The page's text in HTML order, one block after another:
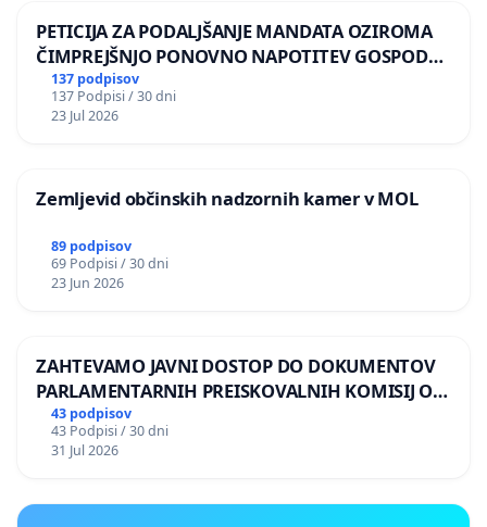
PETICIJA ZA PODALJŠANJE MANDATA OZIROMA
ČIMPREJŠNJO PONOVNO NAPOTITEV GOSPODA
BERNARDA ŠRAJNERJA NA VELEPOSLANIŠTVO
REPUBLIKE SLOVENIJE V MOSKVI
137 podpisov
137 Podpisi / 30 dni
23 Jul 2026
Zemljevid občinskih nadzornih kamer v MOL
89 podpisov
69 Podpisi / 30 dni
23 Jun 2026
ZAHTEVAMO JAVNI DOSTOP DO DOKUMENTOV
PARLAMENTARNIH PREISKOVALNIH KOMISIJ O
ILEGALNI TRGOVINI Z OROŽJEM
43 podpisov
43 Podpisi / 30 dni
31 Jul 2026